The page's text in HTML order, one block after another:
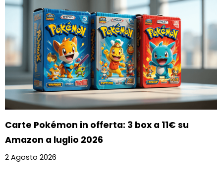
Carte Pokémon in offerta: 3 box a 11€ su
Amazon a luglio 2026
2 Agosto 2026